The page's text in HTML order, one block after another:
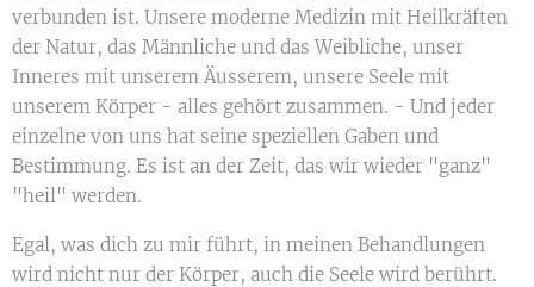
verbunden ist. Unsere moderne Medizin mit Heilkräften
der Natur, das Männliche und das Weibliche, unser
Inneres mit unserem Äusserem, unsere Seele mit
unserem Körper - alles gehört zusammen. - Und jeder
einzelne von uns hat seine speziellen Gaben und
Bestimmung. Es ist an der Zeit, das wir wieder "ganz"
"heil" werden.
Egal, was dich zu mir führt, in meinen Behandlungen
wird nicht nur der Körper, auch die Seele wird berührt.